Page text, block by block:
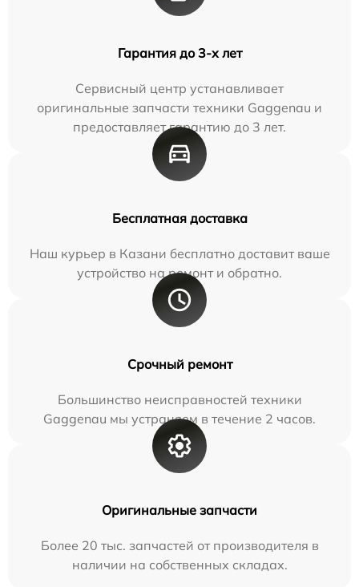
Гарантия до 3-х лет
Сервисный центр устанавливает
оригинальные запчасти техники Gaggenau и
предоставляет гарантию до 3 лет.
Бесплатная доставка
Наш курьер в Казани бесплатно доставит ваше
устройство на ремонт и обратно.
Срочный ремонт
Большинство неисправностей техники
Gaggenau мы устраняем в течение 2 часов.
Оригинальные запчасти
Более 20 тыс. запчастей от производителя в
наличии на собственных складах.